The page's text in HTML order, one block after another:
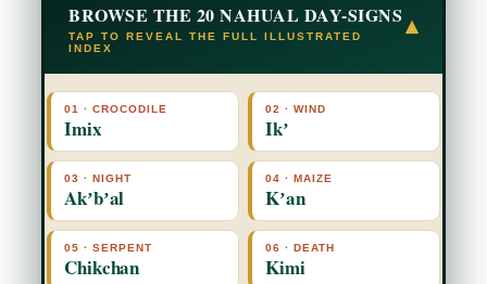
BROWSE THE 20 NAHUAL DAY-SIGNS
TAP TO REVEAL THE FULL ILLUSTRATED
INDEX
▾
01 · CROCODILE
Imix
02 · WIND
Ikʼ
03 · NIGHT
Akʼbʼal
04 · MAIZE
Kʼan
05 · SERPENT
Chikchan
06 · DEATH
Kimi